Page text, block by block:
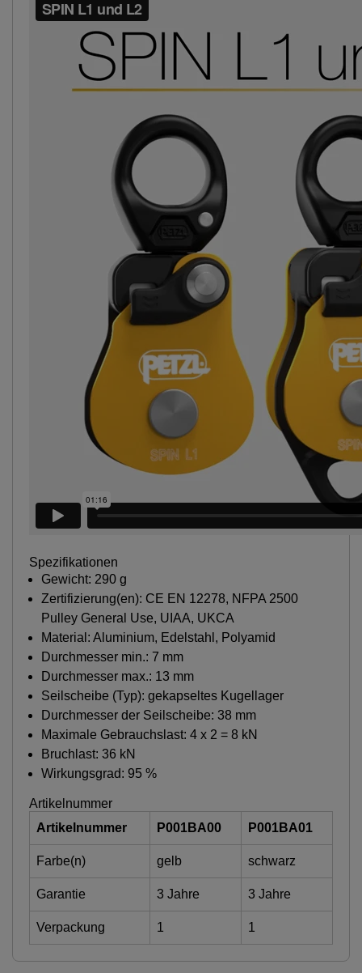
Spezifikationen
Gewicht: 290 g
Zertifizierung(en): CE EN 12278, NFPA 2500
Pulley General Use, UIAA, UKCA
Material: Aluminium, Edelstahl, Polyamid
Durchmesser min.: 7 mm
Durchmesser max.: 13 mm
Seilscheibe (Typ): gekapseltes Kugellager
Durchmesser der Seilscheibe: 38 mm
Maximale Gebrauchslast: 4 x 2 = 8 kN
Bruchlast: 36 kN
Wirkungsgrad: 95 %
Artikelnummer
Artikelnummer
P001BA00 P001BA01
Farbe(n) gelb schwarz
Garantie 3 Jahre 3 Jahre
Verpackung 1 1